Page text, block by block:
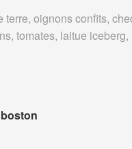
terre, oignons confits,
tomates, laitue iceberg,